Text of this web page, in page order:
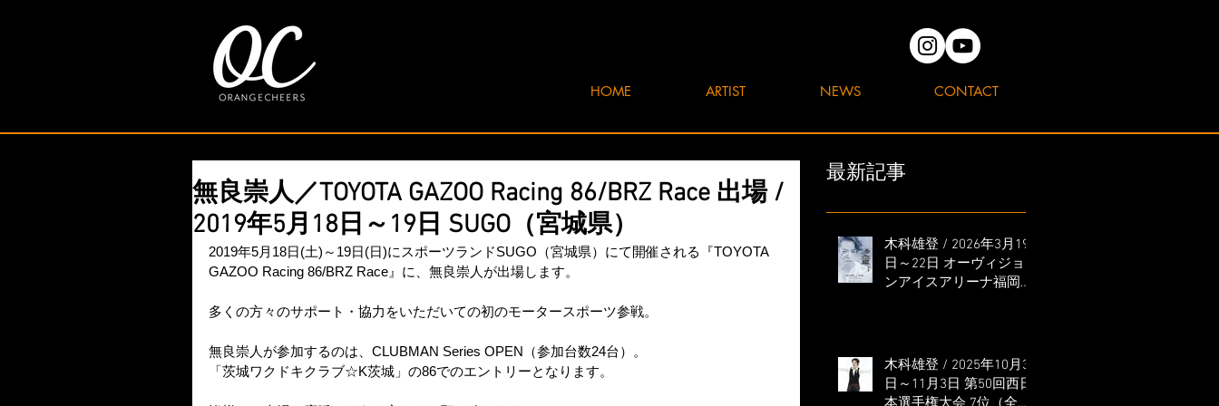
HOME ARTIST NEWS CONTACT
無良崇人／TOYOTA GAZOO Racing 86/BRZ Race 出場 /
2019年5月18日～19日 SUGO（宮城県）
2019年5月18日(土)～19日(日)にスポーツランドSUGO（宮城県）にて開催される『TOYOTA
GAZOO Racing 86/BRZ Race』に、無良崇人が出場します。
多くの方々のサポート・協力をいただいての初のモータースポーツ参戦。
無良崇人が参加するのは、CLUBMAN Series OPEN（参加台数24台）。
「茨城ワクドキクラブ☆K茨城」の86でのエントリーとなります。
最新記事
木科雄登 / 2026年3月19
日～22日 オーヴィジョ
ンアイスアリーナ福岡
木科雄登 / 2025年10月31
日～11月3日 第50回西日